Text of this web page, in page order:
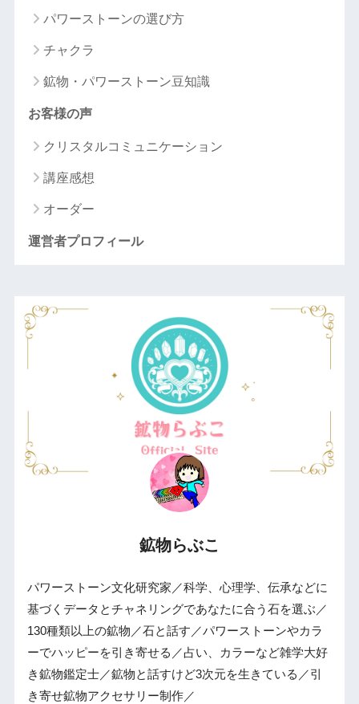
パワーストーンの選び方
チャクラ
鉱物・パワーストーン豆知識
お客様の声
クリスタルコミュニケーション
講座感想
オーダー
運営者プロフィール
鉱物らぶこ
パワーストーン文化研究家／科学、心理学、伝承などに
基づくデータとチャネリングであなたに合う石を選ぶ／
130種類以上の鉱物／石と話す／パワーストーンやカラ
ーでハッピーを引き寄せる／占い、カラーなど雑学大好
き鉱物鑑定士／鉱物と話すけど3次元を生きている／引
き寄せ鉱物アクセサリー制作／